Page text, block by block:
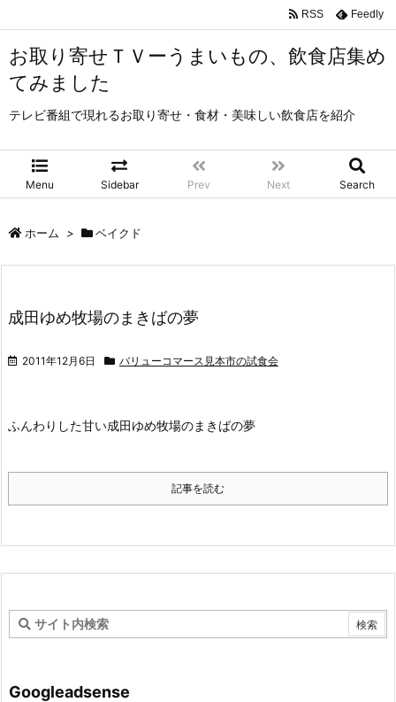
お取り寄せＴＶーうまいもの、飲食店集め
てみました
テレビ番組で現れるお取り寄せ・食材・美味しい飲食店を紹介
Menu Sidebar Prev Next Search
RSS Feedly
ホーム > ベイクド
成田ゆめ牧場のまきばの夢
2011年12月6日 バリューコマース見本市の試食会
ふんわりした甘い成田ゆめ牧場のまきばの夢
記事を読む
Googleadsense